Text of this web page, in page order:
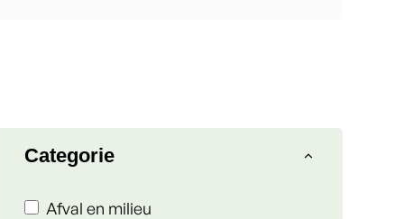
Filter op
Categorie
Afval en milieu